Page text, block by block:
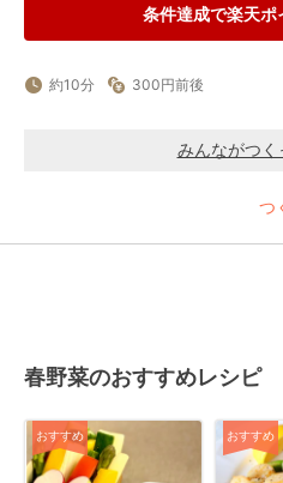
条件達成で楽天ポ
約10分 300円前後
みんながつく
つ
春野菜のおすすめレシピ
おすすめ おすすめ